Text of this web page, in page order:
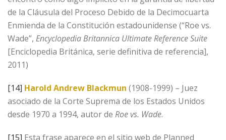
de la Cláusula del Proceso Debido de la Decimocuarta
Enmienda de la Constitución estadounidense (“Roe vs.
Wade”, Encyclopedia Britannica Ultimate Reference Suite
[Enciclopedia Británica, serie definitiva de referencia],
2011)
[14] Harold Andrew Blackmun (1908-1999) – Juez
asociado de la Corte Suprema de los Estados Unidos
desde 1970 a 1994, autor de Roe vs. Wade.
[15] Esta frase aparece en el sitio web de Planned